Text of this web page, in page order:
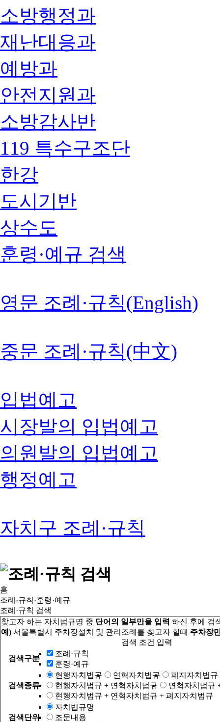
소방행정과
재난대응과
예방과
안전지원과
소방감사반
119 특수구조단
한강
도시기반
상수도
훈령·예규 검색
영문 조례·규칙(English)
중문 조례·규칙(中文)
입법예고
시장발의 입법예고
의원발의 입법예고
행정예고
자치구 조례·규칙
홈
조례·규칙·훈령·예규
조례·규칙 검색
찾고자 하는 자치법규명 중 단어의 일부만을 입력 하신 후에 검
예) 서울특별시 주차장설치 및 관리조례를 찾고자 할때 주차장
검색 조건 입력
검색구분
조례·규칙
훈령·예규
검색종류
현행자치법규 연혁자치법규
폐지자치법규
현행자치법규 + 연혁자치법규
연혁자치법규
현행자치법규 + 연혁자치법규 + 폐지자치법규
검색단위
자치법규명
조문내용